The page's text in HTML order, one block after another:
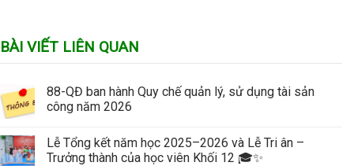
BÀI VIẾT LIÊN QUAN
88-QĐ ban hành Quy chế quản lý, sử dụng tài sản
công năm 2026
Lễ Tổng kết năm học 2025–2026 và Lễ Tri ân –
Trưởng thành của học viên Khối 12 🎓✨